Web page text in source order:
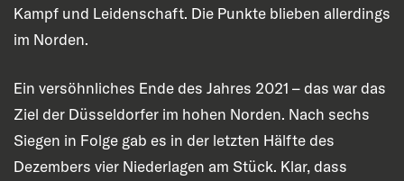
Kampf und Leidenschaft. Die Punkte blieben allerdings
im Norden.
Ein versöhnliches Ende des Jahres 2021 – das war das
Ziel der Düsseldorfer im hohen Norden. Nach sechs
Siegen in Folge gab es in der letzten Hälfte des
Dezembers vier Niederlagen am Stück. Klar, dass